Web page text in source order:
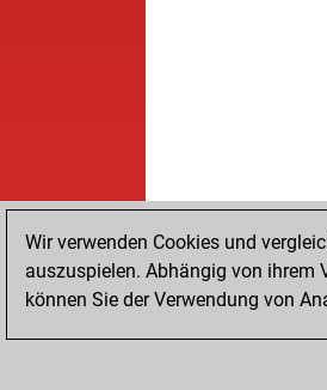
Wir verwenden Cookies und
auszuspielen. Abhängig von ihrem
können Sie der Verwendung von